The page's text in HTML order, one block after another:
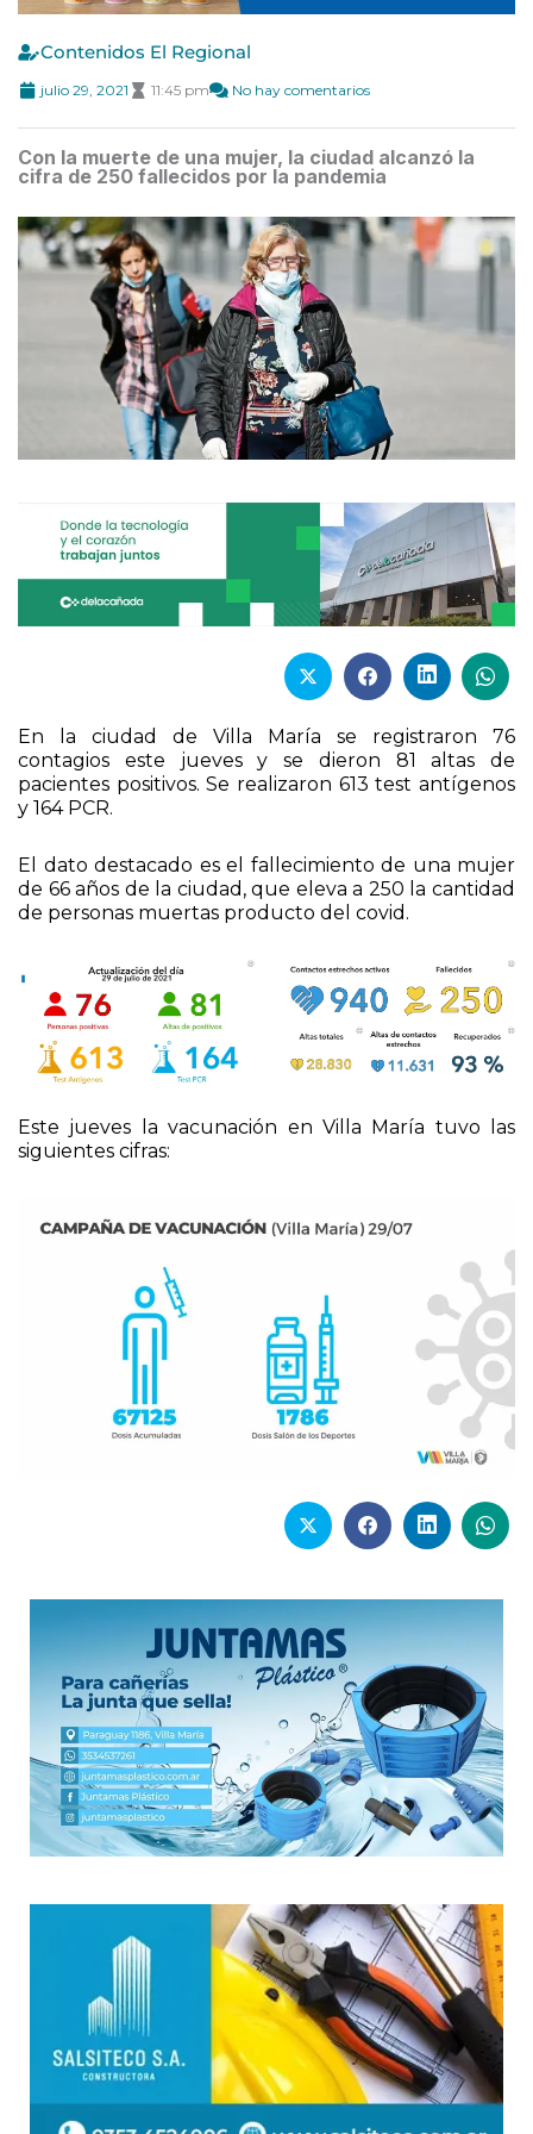
Contenidos El Regional
julio 29, 2021 11:45 pm No hay comentarios
Con la muerte de una mujer, la ciudad alcanzó la
cifra de 250 fallecidos por la pandemia
En la ciudad de Villa María se registraron 76
contagios este jueves y se dieron 81 altas de
pacientes positivos. Se realizaron 613 test antígenos
y 164 PCR.
El dato destacado es el fallecimiento de una mujer
de 66 años de la ciudad, que eleva a 250 la cantidad
de personas muertas producto del covid.
Este jueves la vacunación en Villa María tuvo las
siguientes cifras: